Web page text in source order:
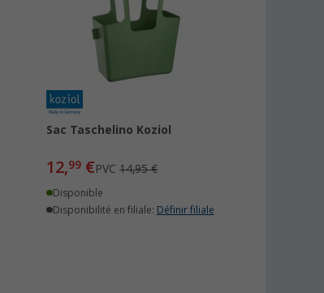
Sac Taschelino Koziol
12,99 €PVC14,95 €
Disponible
Disponibilité en filiale: Définir filiale